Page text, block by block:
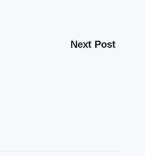
Next Post